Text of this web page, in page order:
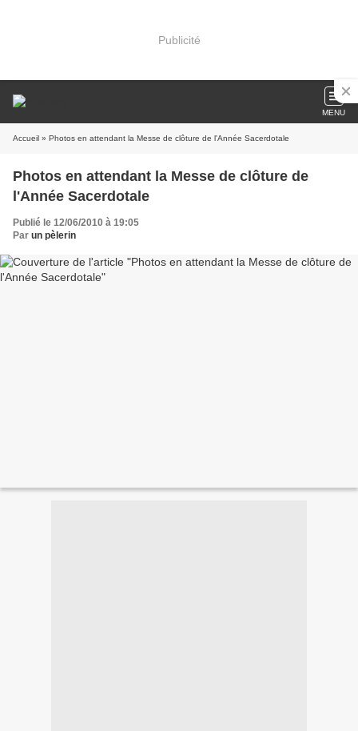
Publicité
MENU
Accueil » Photos en attendant la Messe de clôture de l'Année Sacerdotale
Photos en attendant la Messe de clôture de
l'Année Sacerdotale
Publié le 12/06/2010 à 19:05
Par un pèlerin